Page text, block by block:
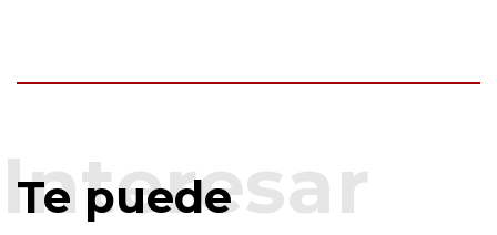
Te puede